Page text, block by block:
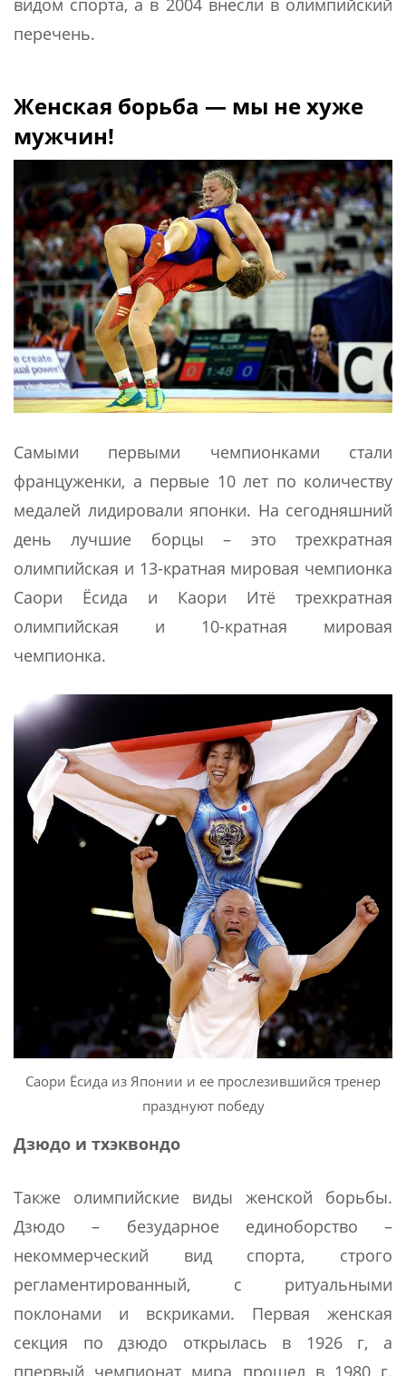
видом спорта, а в 2004 внесли в олимпийский
перечень.
Женская борьба — мы не хуже
мужчин!
Самыми первыми чемпионками стали
француженки, а первые 10 лет по количеству
медалей лидировали японки. На сегодняшний
день лучшие борцы – это трехкратная
олимпийская и 13-кратная мировая чемпионка
Саори Ёсида и Каори Итё трехкратная
олимпийская и 10-кратная мировая
чемпионка.
Саори Ёсида из Японии и ее прослезившийся тренер
празднуют победу
Дзюдо и тхэквондо
Также олимпийские виды женской борьбы.
Дзюдо – безударное единоборство –
некоммерческий вид спорта, строго
регламентированный, с ритуальными
поклонами и вскриками. Первая женская
секция по дзюдо открылась в 1926 г, а
ппервый чемпионат мира прошел в 1980 г.